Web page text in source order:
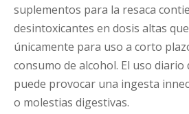
suplementos para la resaca
desintoxicantes en dosis altas
únicamente para uso a corto
consumo de alcohol. El uso
puede provocar una ingesta
o molestias digestivas.